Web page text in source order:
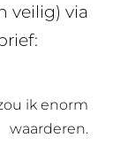
veilig) via
ik enorm
waarderen.